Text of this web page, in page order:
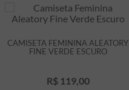
CAMISETA FEMININA ALEATORY
FINE VERDE ESCURO
R$ 119,00